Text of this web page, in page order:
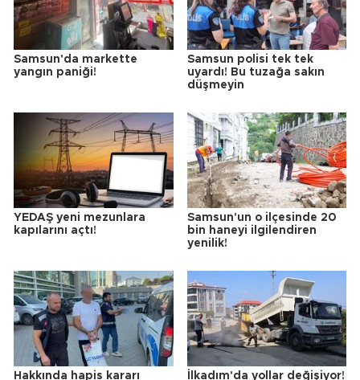
Samsun'da markette
yangın paniği!
Samsun polisi tek tek
uyardı! Bu tuzağa sakın
düşmeyin
YEDAŞ yeni mezunlara
kapılarını açtı!
Samsun'un o ilçesinde 20
bin haneyi ilgilendiren
yenilik!
Hakkında hapis kararı
İlkadım'da yollar değişiyor!